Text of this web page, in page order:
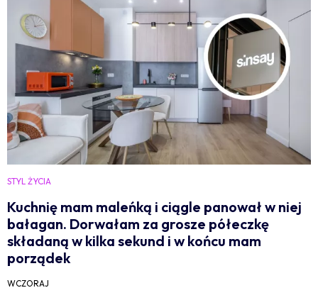
STYL ŻYCIA
Kuchnię mam maleńką i ciągle panował w niej
bałagan. Dorwałam za grosze półeczkę
składaną w kilka sekund i w końcu mam
porządek
WCZORAJ